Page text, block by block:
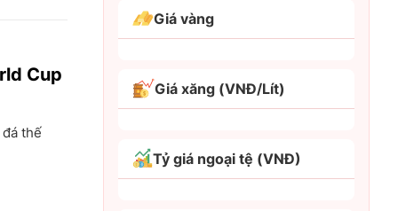
Cup
thế
Bình Dương
Bình Thuận
Bạc Liêu
Giá vàng
Giá xăng (VNĐ/Lít)
Tỷ giá ngoại tệ (VNĐ)